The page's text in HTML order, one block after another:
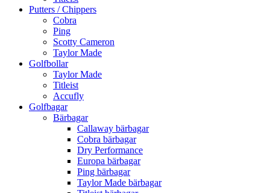
Putters / Chippers
Cobra
Ping
Scotty Cameron
Taylor Made
Golfbollar
Taylor Made
Titleist
Accufly
Golfbagar
Bärbagar
Callaway bärbagar
Cobra bärbagar
Dry Performance
Europa bärbagar
Ping bärbagar
Taylor Made bärbagar